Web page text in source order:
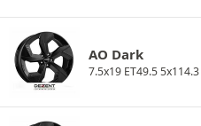
AO Dark
7.5x19 ET49.5 5x114.3